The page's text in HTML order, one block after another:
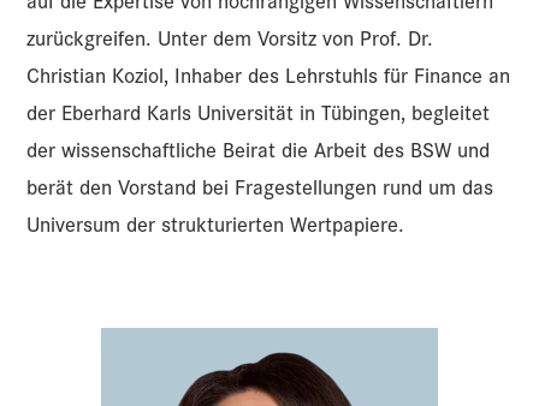
zurückgreifen. Unter dem Vorsitz von Prof. Dr.
Christian Koziol, Inhaber des Lehrstuhls für Finance an
der Eberhard Karls Universität in Tübingen, begleitet
der wissenschaftliche Beirat die Arbeit des BSW und
berät den Vorstand bei Fragestellungen rund um das
Universum der strukturierten Wertpapiere.